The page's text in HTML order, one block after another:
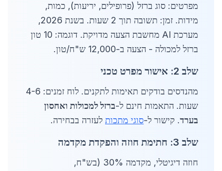
מפרטים: סוג ברזל (פרופילים, יריעות), כמות,
מידות. זמן: תשובה תוך 2 שעות. בשנת 2026,
מערכת AI מחשבת הצעה מדויקת. דוגמה: 10 טון
ברזל למכולה - הצעה ב-12,000 ש"ח/טון.
שלב 2: אישור מפרט טכני
מהנדסים בודקים תאימות לתקנים. לוח זמנים: 4-6
שעות. התאמות חינם ל-ברזל למכולות ואחסון
בערד. קישור ל-סוגי מתכות לעזרה בבחירה.
שלב 3: חתימת חוזה והפקדת מקדמה
חוזה דיגיטלי, מקדמה 30% (בש"ח,